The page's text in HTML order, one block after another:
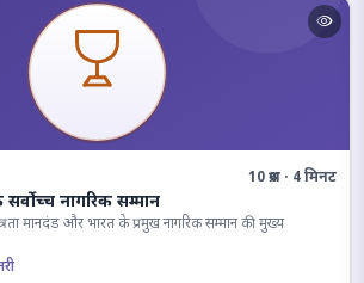
10 प्रश्न · 4 मिनट
नागरिक सम्मान
मानदंड और भारत के प्रमुख नागरिक सम्मान की मुख्य